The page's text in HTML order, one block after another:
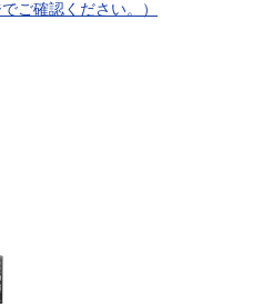
ご確認ください。）